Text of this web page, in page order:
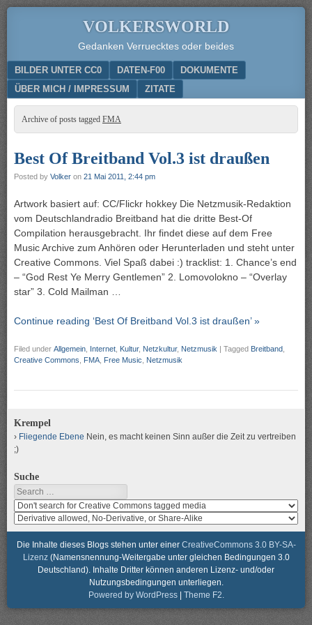
VOLKERSWORLD
Gedanken Verruecktes oder beides
Menu
SKIP TO CONTENT
BILDER UNTER CC0 DATEN-F00
DOKUMENTE
ÜBER MICH / IMPRESSUM
ZITATE
Archive of posts tagged FMA
Best Of Breitband Vol.3 ist draußen
Posted by Volker on 21 Mai 2011, 2:44 pm
Artwork basiert auf: CC/Flickr hokkey Die Netzmusik-Redaktion
vom Deutschlandradio Breitband hat die dritte Best-Of
Compilation herausgebracht. Ihr findet diese auf dem Free
Music Archive zum Anhören oder Herunterladen und steht unter
Creative Commons. Viel Spaß dabei :) tracklist: 1. Chance’s end
– “God Rest Ye Merry Gentlemen” 2. Lomovolokno – “Overlay
star” 3. Cold Mailman …
Continue reading ‘Best Of Breitband Vol.3 ist draußen’ »
Filed under Allgemein Internet Kultur, Netzkultur, Netzmusik | Tagged Breitband
Creative Commons
FMA Free Music Netzmusik
Krempel
Fliegende Ebene Nein, es macht keinen Sinn außer die Zeit zu vertreiben
;)
Suche
Search
Search
media
for
usage
rights
search
media
for
modification
Die Inhalte dieses Blogs stehen unter einer CreativeCommons 3.0 BY-SA-
Lizenz(Namensnennung-Weitergabe unter gleichen Bedingungen 3.0
Deutschland). Inhalte Dritter können anderen Lizenz- und/oder
Nutzungsbedingungen unterliegen.
Powered by WordPress | Theme F2.